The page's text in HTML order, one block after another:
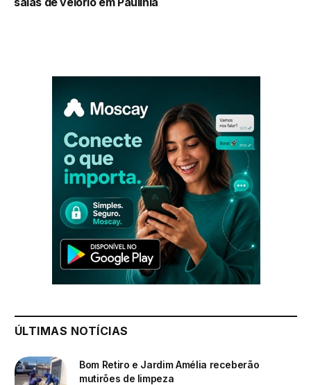
ÚLTIMAS NOTÍCIAS
Bom Retiro e Jardim Amélia receberão
mutirões de limpeza